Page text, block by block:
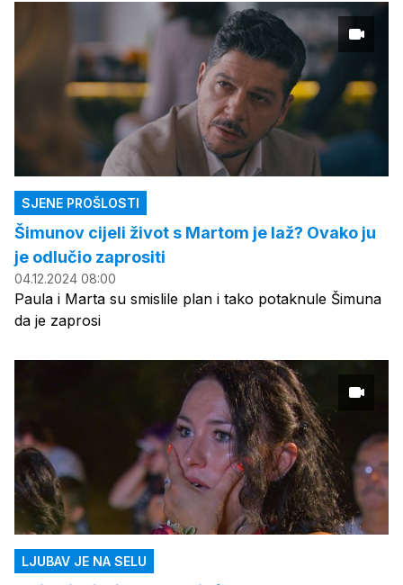
SJENE PROŠLOSTI
Šimunov cijeli život s Martom je laž? Ovako ju
je odlučio zaprositi
04.12.2024 08:00
Paula i Marta su smislile plan i tako potaknule Šimuna
da je zaprosi
LJUBAV JE NA SELU